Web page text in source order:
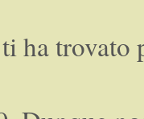
ha